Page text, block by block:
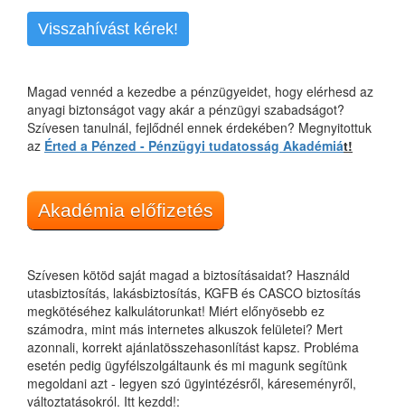
Visszahívást kérek!
Magad vennéd a kezedbe a pénzügyeidet, hogy elérhesd az
anyagi biztonságot vagy akár a pénzügyi szabadságot?
Szívesen tanulnál, fejlődnél ennek érdekében? Megnyitottuk
az Érted a Pénzed - Pénzügyi tudatosság Akadémiát!
Akadémia előfizetés
Szívesen kötöd saját magad a biztosításaidat? Használd
utasbiztosítás, lakásbiztosítás, KGFB és CASCO biztosítás
megkötéséhez kalkulátorunkat! Miért előnyösebb ez
számodra, mint más internetes alkuszok felületei? Mert
azonnali, korrekt ajánlatösszehasonlítást kapsz. Probléma
esetén pedig ügyfélszolgáltaunk és mi magunk segítünk
megoldani azt - legyen szó ügyintézésről, káreseményről,
változtatásokról. Itt kezdd!: